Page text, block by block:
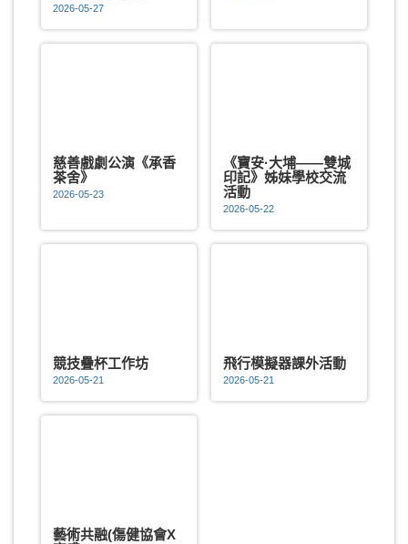
2026-05-27
慈善戲劇公演《承香
茶舍》
2026-05-23
《寶安·大埔——雙城
印記》姊妹學校交流
活動
2026-05-22
競技疊杯工作坊
2026-05-21
飛行模擬器課外活動
2026-05-21
藝術共融(傷健協會X